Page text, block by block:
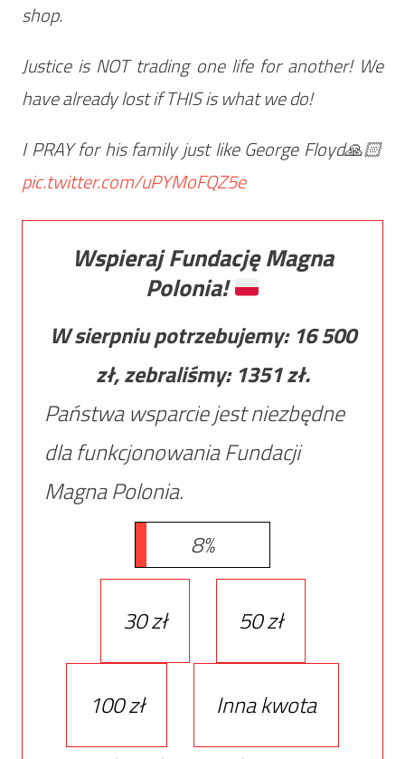
shop.
Justice is NOT trading one life for another! We
have already lost if THIS is what we do!
I PRAY for his family just like George Floyd🙏🏻
pic.twitter.com/uPYMoFQZ5e
Wspieraj Fundację Magna
Polonia!
W sierpniu potrzebujemy: 16 500
zł, zebraliśmy: 1351zł.
Państwa wsparcie jest niezbędne
dla funkcjonowania Fundacji
Magna Polonia.
8%
30 zł 50 zł
100 zł
Inna kwota